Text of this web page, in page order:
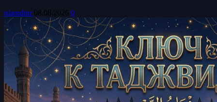
islamdinr 08.08.2026 0